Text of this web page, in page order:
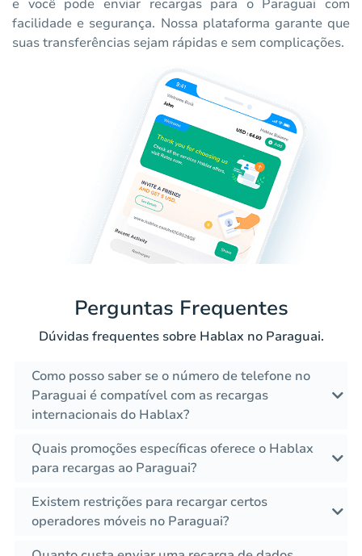
e você pode enviar recargas para o Paraguai com
facilidade e segurança. Nossa plataforma garante que
suas transferências sejam rápidas e sem complicações.
Perguntas Frequentes
Dúvidas frequentes sobre Hablax no Paraguai.
Como posso saber se o número de telefone no
Paraguai é compatível com as recargas
internacionais do Hablax?
Quais promoções específicas oferece o Hablax
para recargas ao Paraguai?
Existem restrições para recargar certos
operadores móveis no Paraguai?